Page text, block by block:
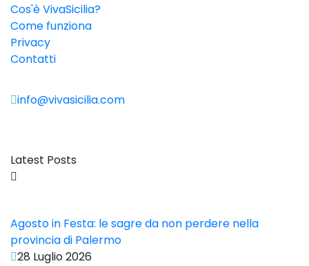
Cos'è VivaSicilia?
Come funziona
Privacy
Contatti
info@vivasicilia.com
Latest Posts
Agosto in Festa: le sagre da non perdere nella
provincia di Palermo
28 Luglio 2026